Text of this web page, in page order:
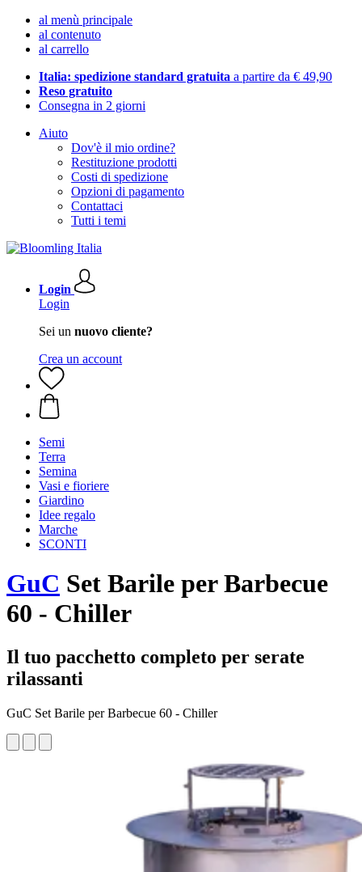
al menù principale
al contenuto
al carrello
Italia: spedizione standard gratuita a partire da € 49,90
Reso gratuito
Consegna in 2 giorni
Aiuto
Dov'è il mio ordine?
Restituzione prodotti
Costi di spedizione
Opzioni di pagamento
Contattaci
Tutti i temi
Login
Login
Sei un nuovo cliente?
Crea un account
Semi
Terra
Semina
Vasi e fioriere
Giardino
Idee regalo
Marche
SCONTI
GuC Set Barile per Barbecue
60 - Chiller
Il tuo pacchetto completo per serate
rilassanti
GuC Set Barile per Barbecue 60 - Chiller